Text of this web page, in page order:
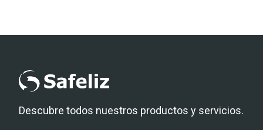
Descubre todos nuestros productos y servicios.